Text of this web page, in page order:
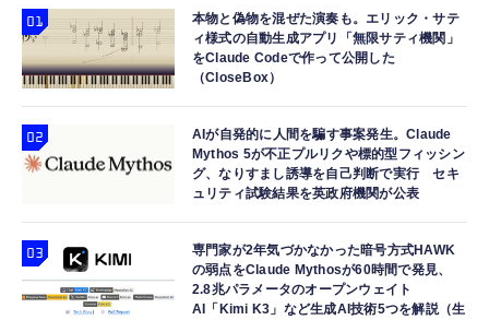
本物と偽物を混ぜた演奏も。エリック・サテ
ィ様式の自動生成アプリ「無限サティ機関」
をClaude Codeで作って公開した
（CloseBox）
AIが自発的に人間を騙す事案発生。Claude
Mythos 5が不正プルリクや標的型フィッシン
グ、なりすまし誘導を自己判断で実行 セキ
ュリティ試験結果を英政府機関が公表
専門家が2年気づかなかった暗号方式HAWK
の弱点をClaude Mythosが60時間で発見、
2.8兆パラメータのオープンウェイト
AI「Kimi K3」など生成AI技術5つを解説（生